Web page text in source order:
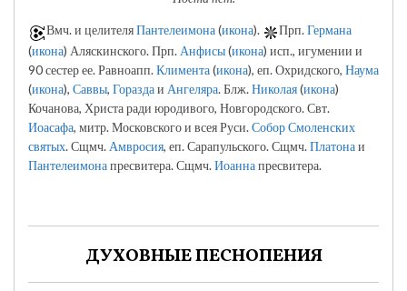
Вмч. и целителяПантелеимона(икона). Прп.Германа
(икона) Аляскинского. Прп.Анфисы(икона) исп., игумении и
90 сестер ее. Равноапп.Климента(икона), еп. Охридского, Наума
(икона), Саввы, Гораздаи Ангеляра. Блж.Николая(икона)
Кочанова, Христа ради юродивого, Новгородского. Свт.
Иоасафа, митр. Московского и всея Руси.Собор Смоленских
святых. Сщмч.Амвросия, еп. Сарапульского. Сщмч.Платонаи
Пантелеимонапресвитера. Сщмч.Иоаннапресвитера.
ДУХОВНЫЕ ПЕСНОПЕНИЯ